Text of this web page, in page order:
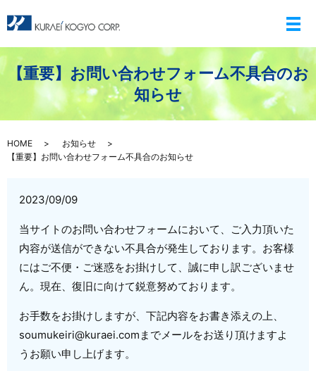
メ
【重要】お問い合わせフォーム不具合のお
知らせ
HOME
お知らせ
【重要】お問い合わせフォーム不具合のお知らせ
2023/09/09
当サイトのお問い合わせフォームにおいて、ご入力頂いた
内容が送信ができない不具合が発生しております。お客様
にはご不便・ご迷惑をお掛けして、誠に申し訳ございませ
ん。現在、復旧に向けて鋭意努めております。
お手数をお掛けしますが、下記内容をお書き添えの上、
soumukeiri@kuraei.comまでメールをお送り頂けますよ
うお願い申し上げます。